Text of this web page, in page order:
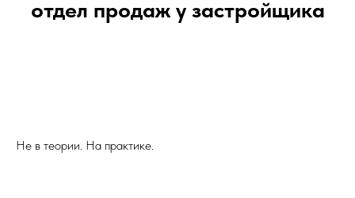
отдел продаж у застройщика
Не в теории. На практике.